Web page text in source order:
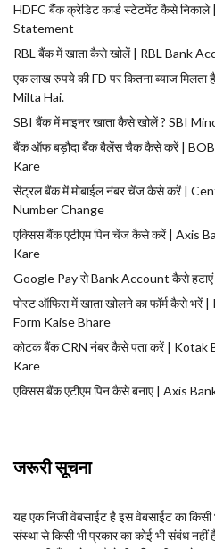
HDFC बैंक क्रेडिट कार्ड स्टेटमेंट कैसे
Statement
RBL बैंक में खाता कैसे खोलें | RBL Bank
एक लाख रुपये की FD पर कितना ब्याज
Milta Hai.
SBI बैंक में माइनर खाता कैसे खोलें ? SBI
बैंक ऑफ बड़ौदा बैंक बैलेंस चैक कैसे करें |
Kare
सेंट्रल बैंक में मोबाईल नंबर चेंज कैसे करें |
Number Change
एक्सिस बैंक एटीएम पिन चेंज कैसे करें | Axis
Kare
Google Pay से Bank Account कैसे हटाएं
पोस्ट ऑफिस में खाता खोलने का फॉर्म कैसे
Form Kaise Bhare
कोटक बैंक CRN नंबर कैसे पता करें | Kotak
Kare
एक्सिस बैंक एटीएम पिन कैसे बनाए | Axis
जरूरी सूचना
यह एक निजी वेबसाईट है इस वेबसाईट का किसी
संस्था से किसी भी प्रकार का कोई भी संबंध